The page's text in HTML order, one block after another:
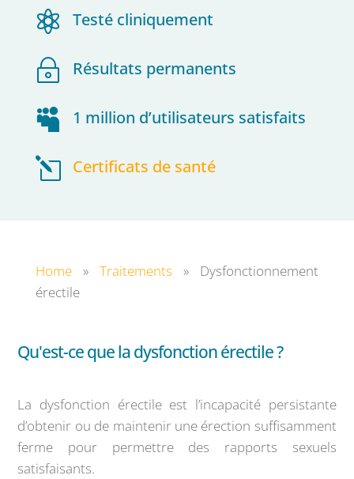
 Testé cliniquement
~ Résultats permanents
 1 million d’utilisateurs satisfaits
l Certificats de santé
Home » Traitements » Dysfonctionnement
érectile
Qu'est-ce que la dysfonction érectile ?
La dysfonction érectile est l’incapacité persistante
d’obtenir ou de maintenir une érection suffisamment
ferme pour permettre des rapports sexuels
satisfaisants.